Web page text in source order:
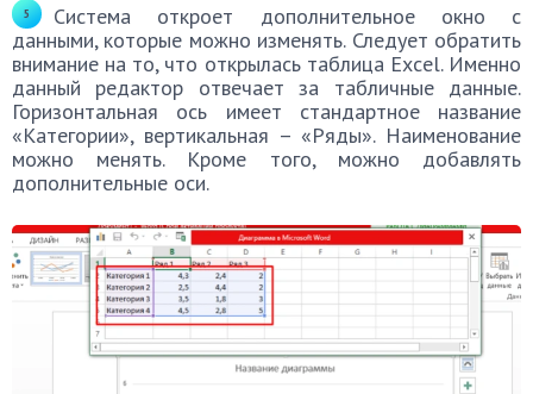
Система откроет дополнительное окно с
данными, которые можно изменять. Следует обратить
внимание на то, что открылась таблица Excel. Именно
данный редактор отвечает за табличные данные.
Горизонтальная ось имеет стандартное название
«Категории», вертикальная – «Ряды». Наименование
можно менять. Кроме того, можно добавлять
дополнительные оси.